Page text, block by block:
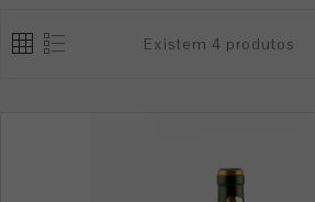
Existem 4 produtos